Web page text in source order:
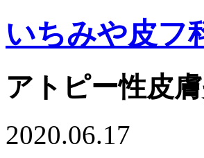
いちみや皮フ
アトピー性皮
2020.06.17